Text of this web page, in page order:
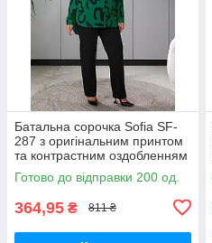
Батальна сорочка Sofia SF-
287 з оригінальним принтом
та контрастним оздобленням
Готово до відправки 200 од.
364,95 ₴ 811 ₴